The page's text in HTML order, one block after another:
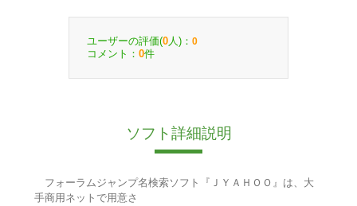
ユーザーの評価(0 人)： 0
コメント： 0件
ソフト詳細説明
フォーラムジャンプ名検索ソフト『ＪＹＡＨＯＯ』は、大
手商用ネットで用意さ